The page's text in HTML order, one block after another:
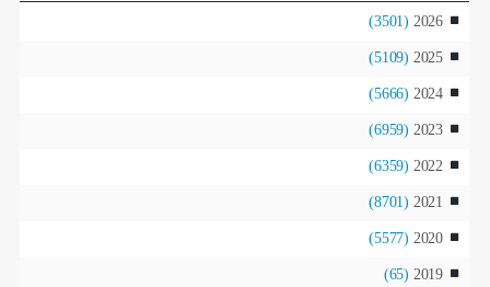
2026
(3501)
2025
(5109)
2024
(5666)
2023
(6959)
2022
(6359)
2021
(8701)
2020
(5577)
2019
(65)